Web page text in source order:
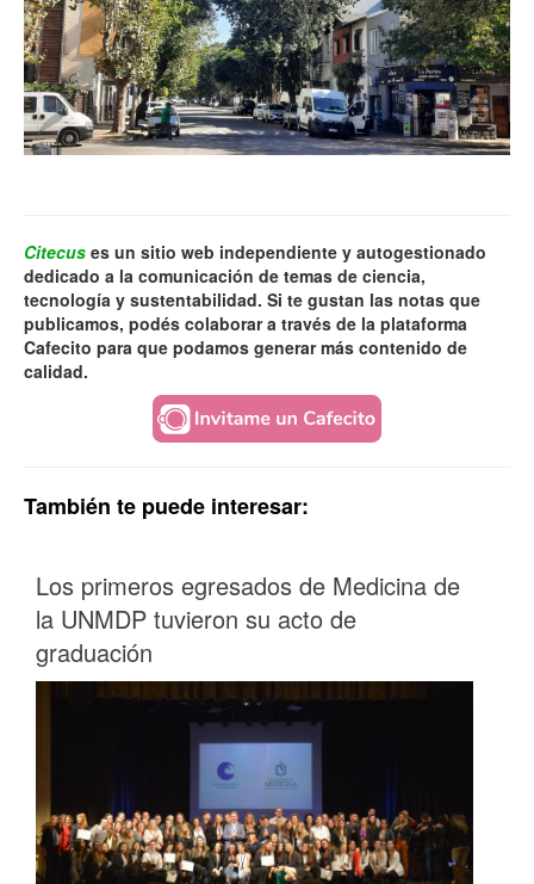
Citecus es un sitio web independiente y autogestionado
dedicado a la comunicación de temas de ciencia,
tecnología y sustentabilidad. Si te gustan las notas que
publicamos, podés colaborar a través de la plataforma
Cafecito para que podamos generar más contenido de
calidad.
También te puede interesar:
Los primeros egresados de Medicina de
la UNMDP tuvieron su acto de
graduación